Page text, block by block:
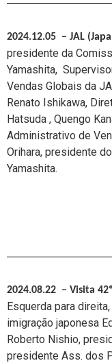
2024.12.05 – JAL
presidente da
Yamashita,
Vendas Globais da
Renato Ishikawa,
Hatsuda , Quengo
Administrativo de
Orihara, presidente
Yamashita.
2024.08.22 – Visita
Esquerda para
imigração japonesa
Roberto Nishio,
presidente Ass. dos